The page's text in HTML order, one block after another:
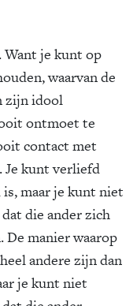
Want je kunt op
waarvan de
zijn idool
ontmoet te
contact met
Je kunt verliefd
maar je kunt niet
die ander zich
manier waarop
andere zijn dan
je kunt niet